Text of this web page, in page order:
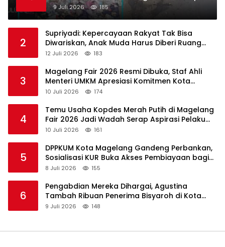
Raih Pengakuan di Guangzhou Award
2026
9 Juli 2026 185
2
Supriyadi: Kepercayaan Rakyat Tak Bisa
Diwariskan, Anak Muda Harus Diberi Ruang
Memimpin
12 Juli 2026 183
3
Magelang Fair 2026 Resmi Dibuka, Staf Ahli
Menteri UMKM Apresiasi Komitmen Kota
Magelang Majukan UMKM
10 Juli 2026 174
4
Temu Usaha Kopdes Merah Putih di Magelang
Fair 2026 Jadi Wadah Serap Aspirasi Pelaku
Koperasi
10 Juli 2026 161
5
DPPKUM Kota Magelang Gandeng Perbankan,
Sosialisasi KUR Buka Akses Pembiayaan bagi
UMKM
8 Juli 2026 155
6
Pengabdian Mereka Dihargai, Agustina
Tambah Ribuan Penerima Bisyaroh di Kota
Semarang
9 Juli 2026 148